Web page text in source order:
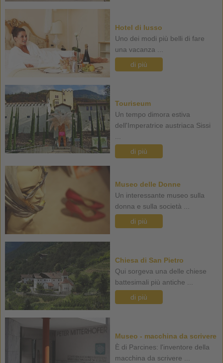
Hotel di lusso
Uno dei modi più belli di fare
una vacanza ...
di più
Touriseum
Un tempo dimora estiva
dell'Imperatrice austriaca Sissi
di più
Museo delle Donne
Un interessante museo sulla
donna e sulla società ...
di più
Chiesa di San Pietro
Qui sorgeva una delle chiese
battesimali più antiche ...
di più
Museo - macchina da scrivere
È di Parcines: l'inventore della
macchina da scrivere ...